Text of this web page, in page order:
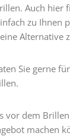
Auch hier
zu Ihnen
Alternative
Sie gerne
vor dem
machen